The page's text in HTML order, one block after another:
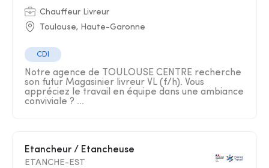
Chauffeur Livreur
Toulouse, Haute-Garonne
CDI
Notre agence de TOULOUSE CENTRE recherche
son futur Magasinier livreur VL (f/h). Vous
appréciez le travail en équipe dans une ambiance
conviviale ? ...
Etancheur / Etancheuse
ETANCHE-EST